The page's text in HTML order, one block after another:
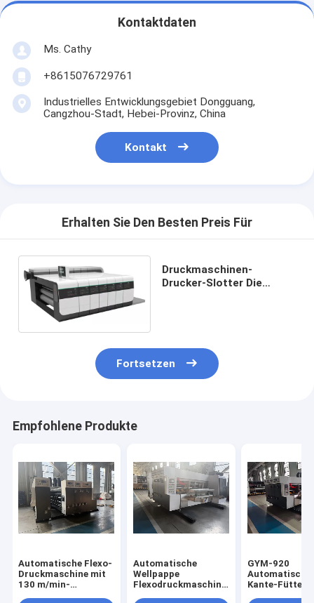
Kontaktdaten
Ms. Cathy
+8615076729761
Industrielles Entwicklungsgebiet Dongguang,
Cangzhou-Stadt, Hebei-Provinz, China
Kontakt
Erhalten Sie Den Besten Preis Für
Druckmaschinen-
Drucker-Slotter Die
Fortsetzen
Empfohlene Produkte
Automatische Flexo-
Druckmaschine mit
130 m/min-
Automatische
Wellpappe
Flexodruckmaschine
GYM-920
Automatische
Kante-